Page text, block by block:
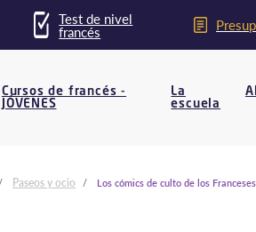
Test de nivel
francés
Cursos de francés -
JÓVENES
La
escuela
Paseos y ocio Los cómics de culto de los